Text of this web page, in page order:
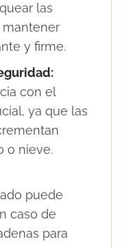
las
mantener
y firme.
con el
ya que las
o nieve.
puede
caso de
para